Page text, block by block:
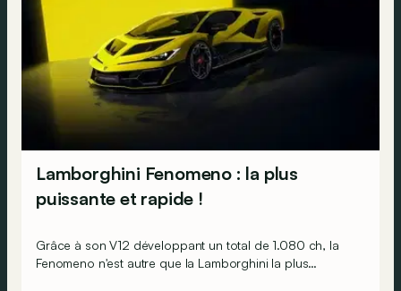
Lamborghini Fenomeno : la plus
puissante et rapide !
Grâce à son V12 développant un total de 1.080 ch, la
Fenomeno n'est autre que la Lamborghini la plus